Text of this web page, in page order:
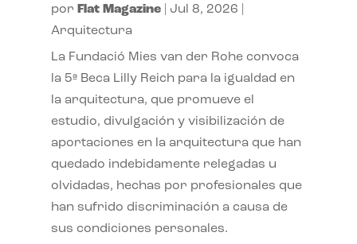
por Flat Magazine| Jul 8, 2026
Arquitectura
La Fundació Mies van der Rohe convoca
la 5ª Beca Lilly Reich para la igualdad en
la arquitectura, que promueve el
estudio, divulgación y visibilización de
aportaciones en la arquitectura que han
quedado indebidamente relegadas u
olvidadas, hechas por profesionales que
han sufrido discriminación a causa de
sus condiciones personales.